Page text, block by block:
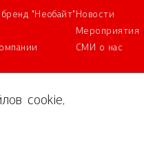
"Необайт"Новости
Мероприятия
СМИ о нас
акции «Выиграй Айфон
cookie,